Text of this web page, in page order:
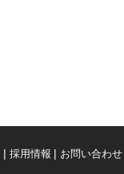
採用情報 お問い合わせ